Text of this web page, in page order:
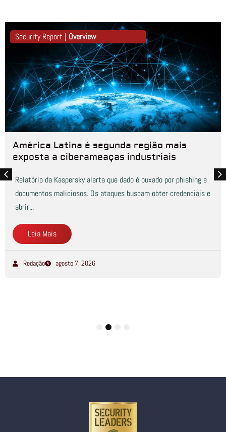
Security Report | Overview
América Latina é segunda região mais
exposta a ciberameaças industriais
Relatório da Kaspersky alerta que dado é puxado por phishing e
documentos maliciosos. Os ataques buscam obter credenciais e
abrir...
Leia Mais
Redação agosto 7, 2026